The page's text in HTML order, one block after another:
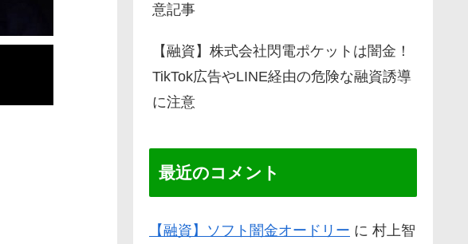
意記事
【融資】株式会社閃電ポケットは闇金！
TikTok広告やLINE経由の危険な融資誘導
に注意
最近のコメント
【融資】ソフト闇金オードリー に 村上智